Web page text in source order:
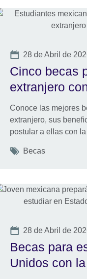
Date
28 de Abril de
Cinco becas
extranjero
Conoce las mejores
extranjero, sus
postular a ellas con
Tags
Becas
Date
28 de Abril de
Becas para
Unidos con